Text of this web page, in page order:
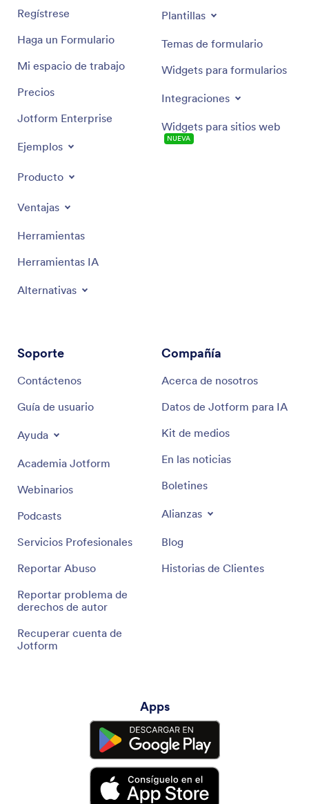
Regístrese
Haga un Formulario
Mi espacio de trabajo
Precios
Jotform Enterprise
Ejemplos
Producto
Ventajas
Herramientas
Herramientas IA
Alternativas
Plantillas
Temas de formulario
Widgets para formularios
Integraciones
Widgets para sitios web
NUEVA
Soporte
Contáctenos
Guía de usuario
Ayuda
Academia Jotform
Webinarios
Podcasts
Servicios Profesionales
Reportar Abuso
Reportar problema de
derechos de autor
Recuperar cuenta de
Jotform
Compañía
Acerca de nosotros
Datos de Jotform para IA
Kit de medios
En las noticias
Boletines
Alianzas
Blog
Historias de Clientes
Apps